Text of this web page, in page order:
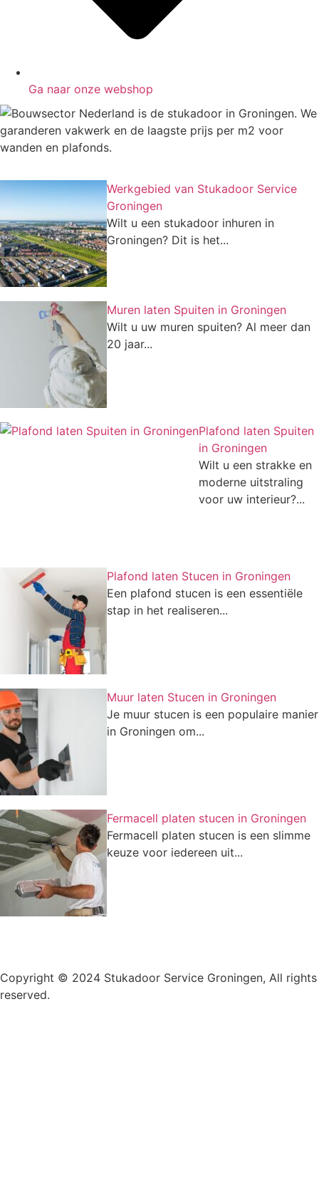
Ga naar onze webshop
Werkgebied van Stukadoor Service
Groningen
Wilt u een stukadoor inhuren in
Groningen? Dit is het...
Muren laten Spuiten in Groningen
Wilt u uw muren spuiten? Al meer dan
20 jaar...
Plafond laten Spuiten
in Groningen
Wilt u een strakke en
moderne uitstraling
voor uw interieur?...
Plafond laten Stucen in Groningen
Een plafond stucen is een essentiële
stap in het realiseren...
Muur laten Stucen in Groningen
Je muur stucen is een populaire manier
in Groningen om...
Fermacell platen stucen in Groningen
Fermacell platen stucen is een slimme
keuze voor iedereen uit...
Copyright © 2024 Stukadoor Service Groningen, All rights
reserved.